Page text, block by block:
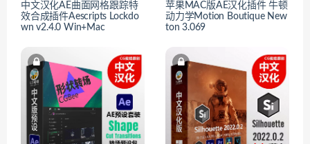
中文汉化AE曲面网格跟踪特
效合成插件Aescripts Lockdo
wn v2.4.0 Win+Mac
苹果MAC版AE汉化插件 牛顿
动力学Motion Boutique New
ton 3.069